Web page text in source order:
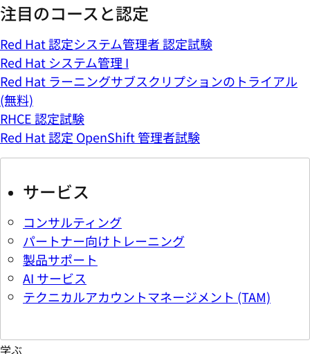
注目のコースと認定
Red Hat 認定システム管理者 認定試験
Red Hat システム管理 I
Red Hat ラーニングサブスクリプションのトライアル
(無料)
RHCE 認定試験
Red Hat 認定 OpenShift 管理者試験
サービス
コンサルティング
パートナー向けトレーニング
製品サポート
AI サービス
テクニカルアカウントマネージメント (TAM)
学ぶ